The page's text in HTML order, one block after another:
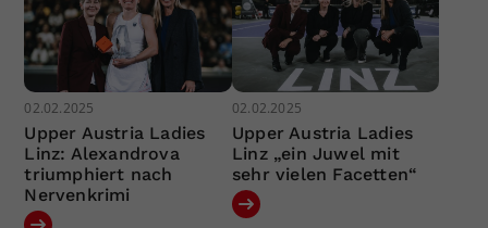
02.02.2025
Upper Austria Ladies
Linz: Alexandrova
triumphiert nach
Nervenkrimi
02.02.2025
Upper Austria Ladies
Linz „ein Juwel mit
sehr vielen Facetten“